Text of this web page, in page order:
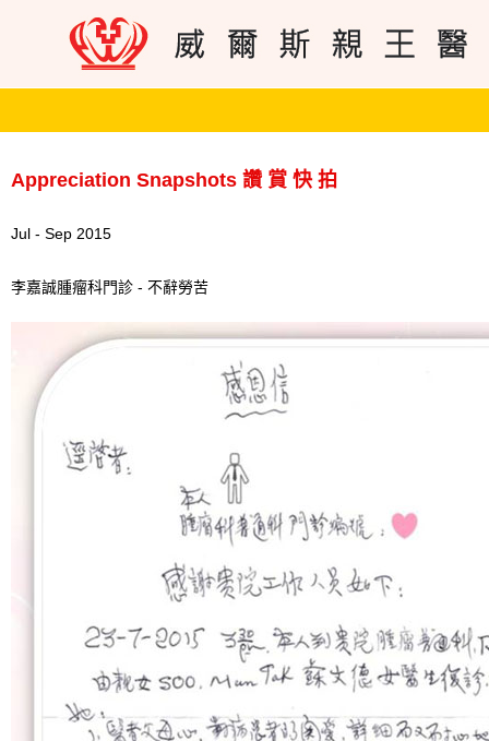
Appreciation Snapshots 讚 賞 快 拍
Jul - Sep 2015
李嘉誠腫瘤科門診 - 不辭勞苦